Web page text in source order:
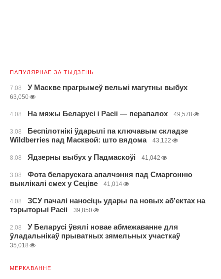
ПАПУЛЯРНАЕ ЗА ТЫДЗЕНЬ
7.08 У Маскве прагрымеў вельмі магутны выбух
63,050
4.08 На мяжы Беларусі і Расіі — перапалох 49,578
3.08
Беспілотнікі ўдарылі па ключавым складзе
Wildberries пад Масквой: што вядома
43,122
8.08 Ядзерны выбух у Падмаскоўі 41,042
3.08
Фота беларускага апалчэння пад Смаргонню
выклікалі смех у Сеціве
41,014
4.08
ЗСУ пачалі наносіць удары па новых аб’ектах на
тэрыторыі Расіі
39,850
2.08
У Беларусі ўвялі новае абмежаванне для
ўладальнікаў прыватных зямельных участкаў
35,018
МЕРКАВАННЕ